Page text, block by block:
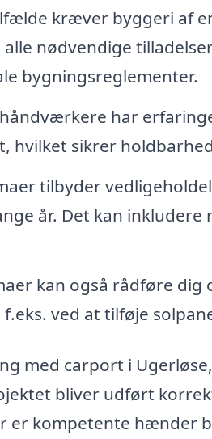
kræver byggeri af
nødvendige
bygningsreglementer.
har
hvilket sikrer
tilbyder
år. Det kan inkludere
kan også rådføre dig
ved at tilføje
med carport i
bliver udført
er kompetente hænder